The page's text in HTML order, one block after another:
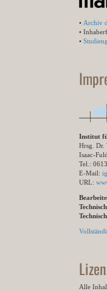
• Archiv
•
•
Institut
Hrsg. Dr.
Isaac-
Tel.:
E-Mail:
URL:
Alle